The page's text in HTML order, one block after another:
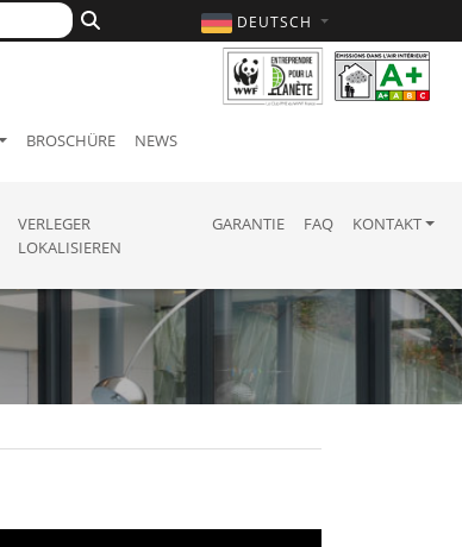
DEUTSCH
BROSCHÜRE NEWS
VERLEGER
LOKALISIEREN
GARANTIE FAQ KONTAKT